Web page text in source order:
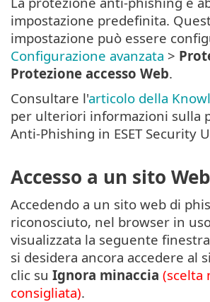
impostazione predefinita.
impostazione può essere
Configurazione avanzata >
Protezione accesso Web.
Consultare l'articolo della
per ulteriori informazioni sulla
Anti-Phishing in ESET Security
Accesso a un sito
Accedendo a un sito web di
riconosciuto, nel browser in
visualizzata la seguente
si desidera ancora accedere al
clic su Ignora minaccia (scelta
consigliata).